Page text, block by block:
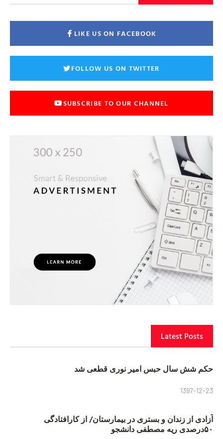
LIKE US ON FACEBOOK
FOLLOW US ON TWITTER
SUBSCRIBE TO OUR CHANNEL
Latest Posts
حکم شش سال حبس امیر نوری قطعی شد
1397-12-23
آزادی از زندان و بستری در بیمارستان/ از کارافتادگی
۵۰درصدی ریه مصطفی دانشجو